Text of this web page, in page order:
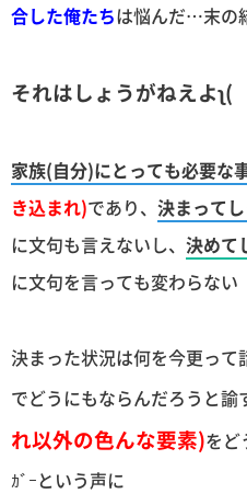
合した俺たちは悩んだ…末の
それはしょうがねえよ
家族(自分)にとっても必要な
き込まれ)であり、 決まって
に文句も言えないし、 決めて
に文句を言っても変わらない
決まった状況は何を今更っ
でどうにもならんだろうと諭
れ以外の色んな要素)をど
ｶﾞｰという声に